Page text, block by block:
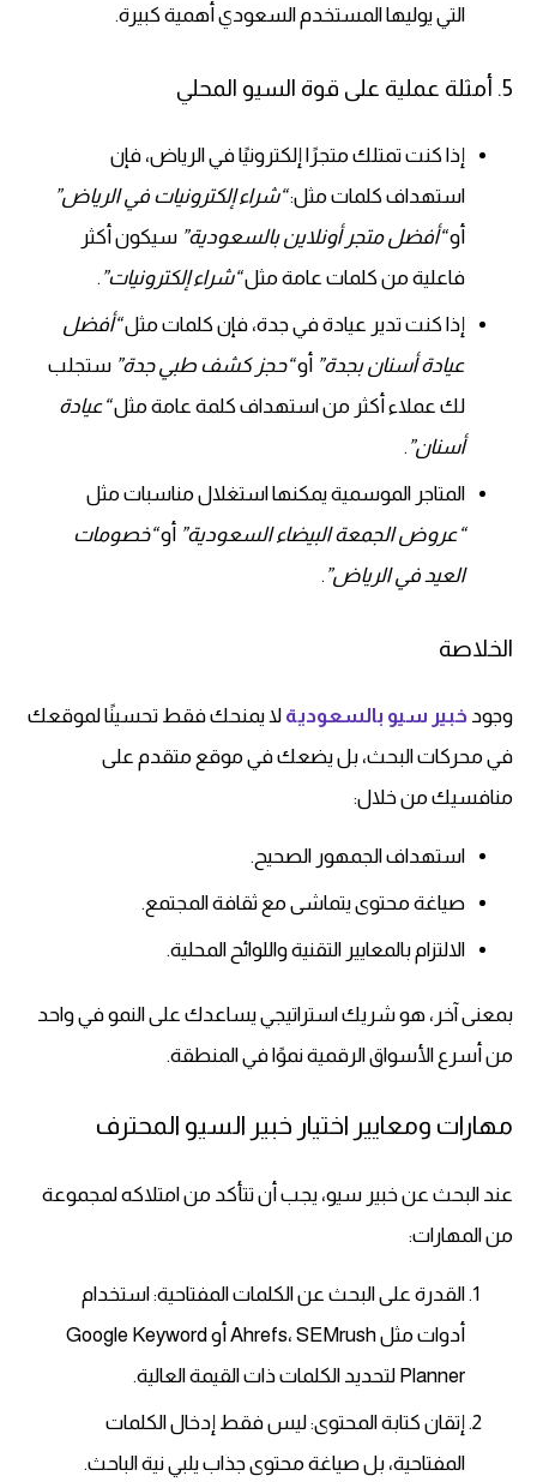
التي يوليها المستخدم السعودي أهمية كبيرة.
5. أمثلة عملية على قوة السيو المحلي
إذا كنت تمتلك متجرًا إلكترونيًا في الرياض، فإن
استهداف كلمات مثل:“شراء إلكترونيات في الرياض”
أو“أفضل متجر أونلاين بالسعودية” سيكون أكثر
فاعلية من كلمات عامة مثل“شراء إلكترونيات” .
إذا كنت تدير عيادة في جدة، فإن كلمات مثل“أفضل
عيادة أسنان بجدة” أو“حجز كشف طبي جدة” ستجلب
لك عملاء أكثر من استهداف كلمة عامة مثل“عيادة
أسنان” .
المتاجر الموسمية يمكنها استغلال مناسبات مثل
“عروض الجمعة البيضاء السعودية” أو“خصومات
العيد في الرياض” .
الخلاصة
وجود خبير سيو بالسعودية لا يمنحك فقط تحسينًا لموقعك
في محركات البحث، بل يضعك في موقع متقدم على
منافسيك من خلال:
استهداف الجمهور الصحيح.
صياغة محتوى يتماشى مع ثقافة المجتمع.
الالتزام بالمعايير التقنية واللوائح المحلية.
بمعنى آخر، هو شريك استراتيجي يساعدك على النمو في واحد
من أسرع الأسواق الرقمية نموًا في المنطقة.
مهارات ومعايير اختيار خبير السيو المحترف
عند البحث عن خبير سيو، يجب أن تتأكد من امتلاكه لمجموعة
من المهارات:
القدرة على البحث عن الكلمات المفتاحية: استخدام
أدوات مثل Ahrefs، SEMrush أو Google Keyword
Planner لتحديد الكلمات ذات القيمة العالية.
إتقان كتابة المحتوى: ليس فقط إدخال الكلمات
المفتاحية، بل صياغة محتوى جذاب يلبي نية الباحث.